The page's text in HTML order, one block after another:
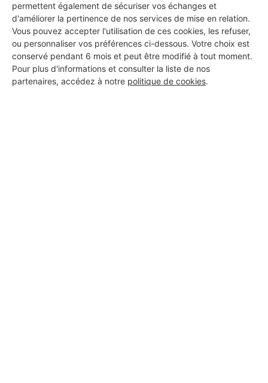
permettent également de sécuriser vos échanges et
d'améliorer la pertinence de nos services de mise en relation.
Vous pouvez accepter l'utilisation de ces cookies, les refuser,
ou personnaliser vos préférences ci-dessous. Votre choix est
conservé pendant 6 mois et peut être modifié à tout moment.
Pour plus d'informations et consulter la liste de nos
partenaires, accédez à notre politique de cookies.
Voir sa fiche
MCR